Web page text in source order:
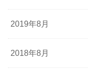
2019年8月
2018年8月